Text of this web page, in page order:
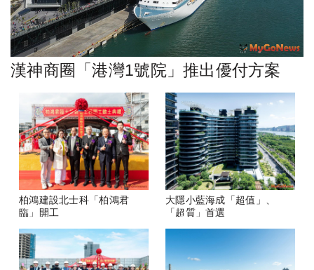
漢神商圈「港灣1號院」推出優付方案
柏鴻建設北士科「柏鴻君
臨」開工
大隱小藍海成「超值」、
「超質」首選